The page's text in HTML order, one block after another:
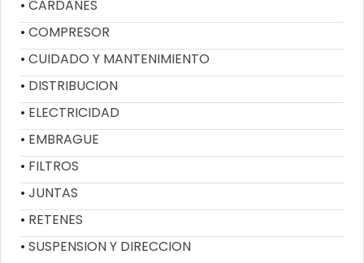
CARDANES
COMPRESOR
CUIDADO Y MANTENIMIENTO
DISTRIBUCION
ELECTRICIDAD
EMBRAGUE
FILTROS
JUNTAS
RETENES
SUSPENSION Y DIRECCION